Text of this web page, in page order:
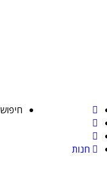
חנות
חיפוש